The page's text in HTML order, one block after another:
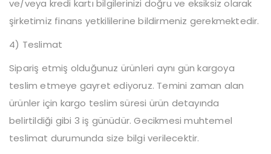
ve/veya kredi kartı bilgilerinizi doğru ve eksiksiz olarak
şirketimiz finans yetkililerine bildirmeniz gerekmektedir.
4) Teslimat
Sipariş etmiş olduğunuz ürünleri aynı gün kargoya
teslim etmeye gayret ediyoruz. Temini zaman alan
ürünler için kargo teslim süresi ürün detayında
belirtildiği gibi 3 iş günüdür. Gecikmesi muhtemel
teslimat durumunda size bilgi verilecektir.